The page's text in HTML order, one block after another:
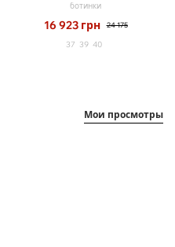
ботинки
16 923 грн 24 175
37 39 40
Мои просмотры